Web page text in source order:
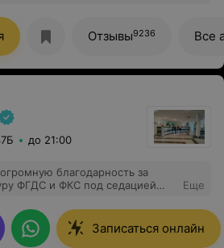
Отзывы9236 Все
до 21:00
благодарность за
ФГДС и ФКС под седацией
(врачу-анестезиологу
Всё прошло на высшем
волновалась и переживала, это
Еще
Записаться онлайн